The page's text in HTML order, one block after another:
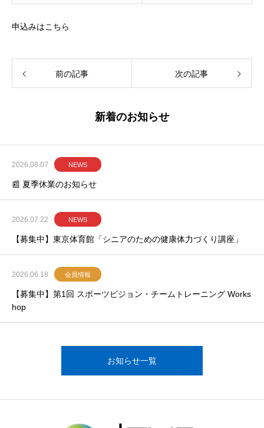
申込みはこちら
前の記事 次の記事
新着のお知らせ
2026.08.07 NEWS
📰 夏季休業のお知らせ
2026.07.22 NEWS
【募集中】東京体育館「シニアのための健康体力づくり講座」
2026.06.18 会員情報
【募集中】第1回 スポーツビジョン・チームトレーニング Works
hop
お知らせ一覧